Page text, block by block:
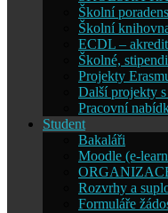
Školní
Školní
ECDL –
Školné,
Projekty
Další projekty
Pracovní
Student
Bakaláři
Moodle (e-
Rozvrhy a
Formuláře